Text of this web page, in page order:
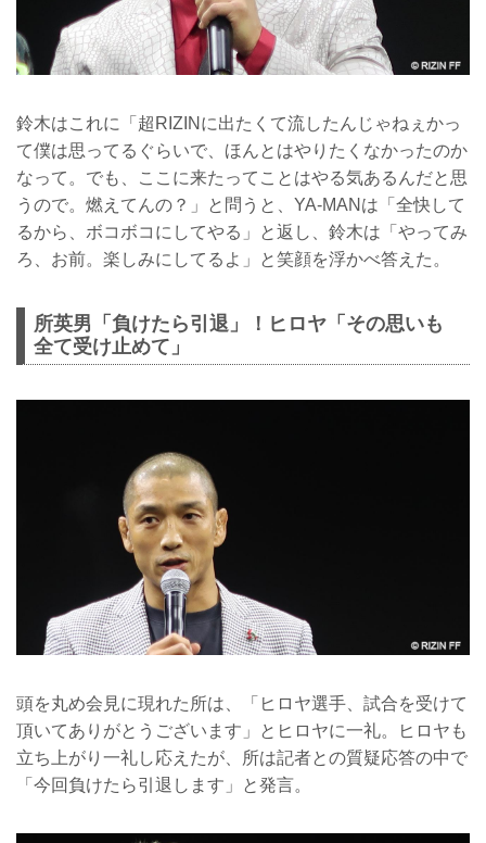
鈴木はこれに「超RIZINに出たくて流したんじゃねぇかっ
て僕は思ってるぐらいで、ほんとはやりたくなかったのか
なって。でも、ここに来たってことはやる気あるんだと思
うので。燃えてんの？」と問うと、YA-MANは「全快して
るから、ボコボコにしてやる」と返し、鈴木は「やってみ
ろ、お前。楽しみにしてるよ」と笑顔を浮かべ答えた。
所英男「負けたら引退」！ヒロヤ「その思いも
全て受け止めて」
頭を丸め会見に現れた所は、「ヒロヤ選手、試合を受けて
頂いてありがとうございます」とヒロヤに一礼。ヒロヤも
立ち上がり一礼し応えたが、所は記者との質疑応答の中で
「今回負けたら引退します」と発言。